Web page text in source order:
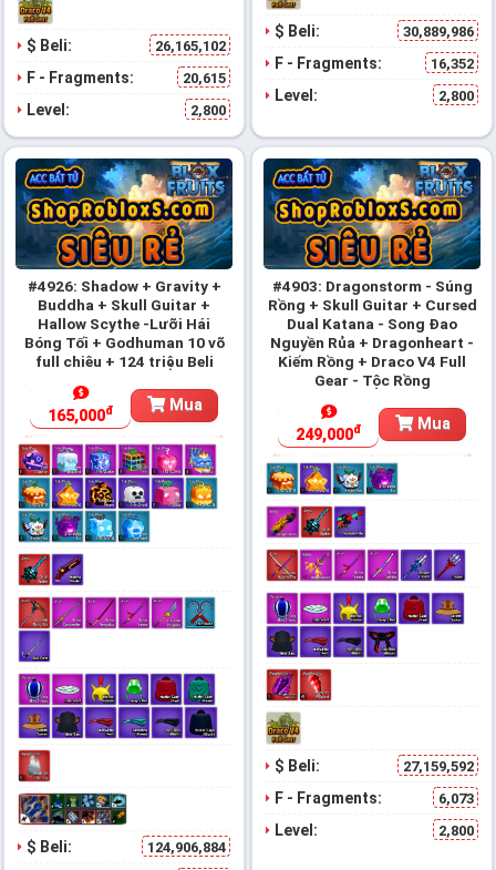
$ Beli: 26,165,102
F - Fragments: 20,615
Level: 2,800
$ Beli: 30,889,986
F - Fragments: 16,352
Level: 2,800
#4926: Shadow + Gravity +
Buddha + Skull Guitar +
Hallow Scythe -Lưỡi Hái
Bóng Tối + Godhuman 10 võ
full chiêu + 124 triệu Beli
165,000đ Mua
$ Beli: 124,906,884
#4903: Dragonstorm - Súng
Rồng + Skull Guitar + Cursed
Dual Katana - Song Đao
Nguyền Rủa + Dragonheart -
Kiếm Rồng + Draco V4 Full
Gear - Tộc Rồng
249,000đ Mua
$ Beli: 27,159,592
F - Fragments: 6,073
Level: 2,800